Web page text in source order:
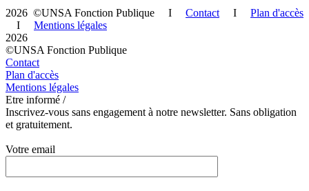
2026 ©UNSA Fonction Publique I Contact I Plan d'accès
I Mentions légales
2026
©UNSA Fonction Publique
Contact
Plan d'accès
Mentions légales
Etre informé /
Inscrivez-vous sans engagement à notre newsletter. Sans obligation
et gratuitement.
Votre email